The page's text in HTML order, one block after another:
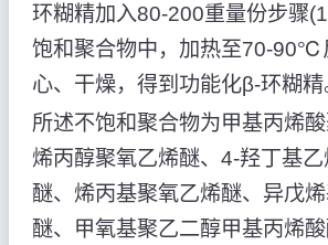
环糊精加入80-200重量份步骤
饱和聚合物中，加热至70-90℃
心、干燥，得到功能化β-环糊精
所述不饱和聚合物为甲基丙烯酸
烯丙醇聚氧乙烯醚、4-羟丁基
醚、烯丙基聚氧乙烯醚、异戊
醚、甲氧基聚乙二醇甲基丙烯